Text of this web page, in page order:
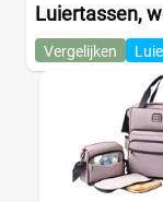
Luiertassen,
Vergelijken